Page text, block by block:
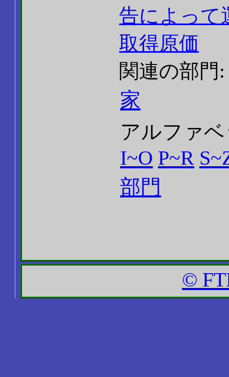
告によって
取得原価
関連の部門
家
アルファ
I~O P~R
部門
©